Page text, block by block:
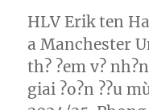
HLV Erik ten
a Manchester
th? ?em v?
giai ?o?n ??u